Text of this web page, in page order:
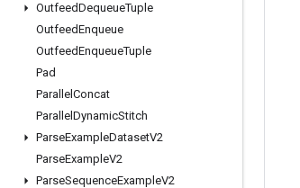
OutfeedDequeueTuple
OutfeedEnqueue
OutfeedEnqueueTuple
Pad
Parallel Concat
Parallel DynamicStitch
ParseExampleDatasetV2
ParseExampleV2
ParseSequenceExampleV2